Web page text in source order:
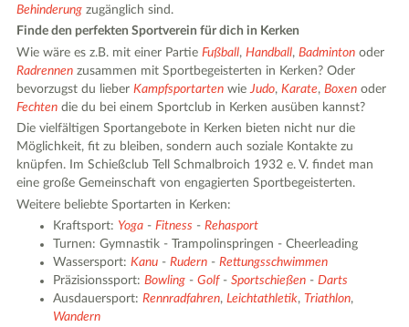
Behinderung zugänglich sind.
Finde den perfekten Sportverein für dich in Kerken
Wie wäre es z.B. mit einer PartieFußball,Handball,Badminton oder
Radrennen zusammen mit Sportbegeisterten in Kerken? Oder
bevorzugst du lieberKampfsportarten wieJudo,Karate,Boxen oder
Fechten die du bei einem Sportclub in Kerken ausüben kannst?
Die vielfältigen Sportangebote in Kerken bieten nicht nur die
Möglichkeit, fit zu bleiben, sondern auch soziale Kontakte zu
knüpfen. Im Schießclub Tell Schmalbroich 1932 e. V. findet man
eine große Gemeinschaft von engagierten Sportbegeisterten.
Weitere beliebte Sportarten in Kerken:
Kraftsport: Yoga -Fitness -Rehasport
Turnen: Gymnastik - Trampolinspringen - Cheerleading
Wassersport:Kanu -Rudern -Rettungsschwimmen
Präzisionssport:Bowling -Golf-Sportschießen -Darts
Ausdauersport:Rennradfahren,Leichtathletik, Triathlon,
Wandern